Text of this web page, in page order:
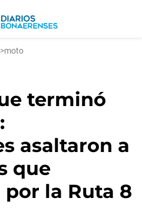
>moto
terminó
asaltaron a
que
la Ruta 8